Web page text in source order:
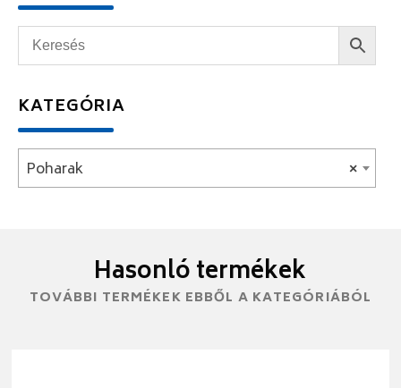
KATEGÓRIA
×
Poharak
Hasonló termékek
TOVÁBBI TERMÉKEK EBBŐL A KATEGÓRIÁBÓL